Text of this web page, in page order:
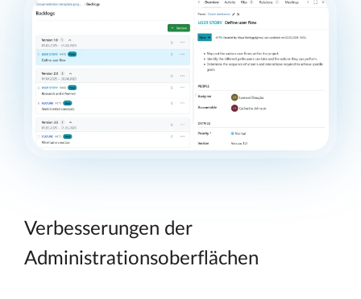
Verbesserungen der
Administrationsoberflächen